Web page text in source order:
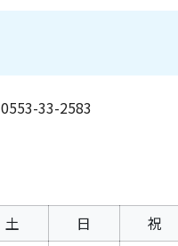
0553-33-2583
土 日 祝